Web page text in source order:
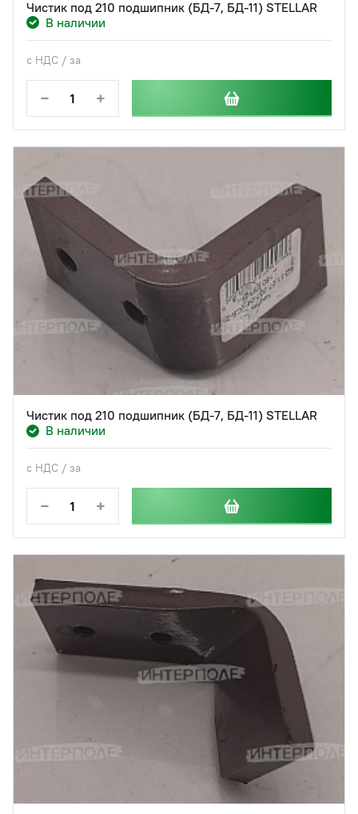
Чистик под 210 подшипник (БД-7, БД-11) STELLAR
В наличии
с НДС / за
− +
Чистик под 210 подшипник (БД-7, БД-11) STELLAR
В наличии
с НДС / за
− +